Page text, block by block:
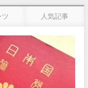
ツ 人気記事